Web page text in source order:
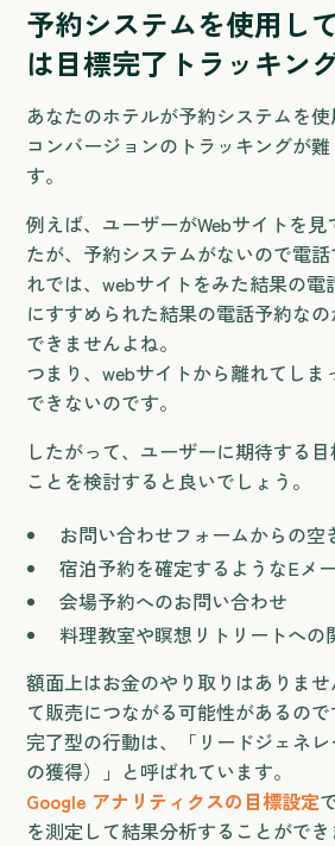
予約システムを使用し
は目標完了トラッキン
あなたのホテルが予約システムを使
コンバージョンのトラッキングが
す。
例えば、ユーザーがWebサイトを見
たが、予約システムがないので電
れでは、webサイトをみた結果の電
にすすめられた結果の電話予約な
できませんよね。
つまり、webサイトから離れてし
できないのです。
したがって、ユーザーに期待する
ことを検討すると良いでしょう。
お問い合わせフォームからの空
宿泊予約を確定するようなEメ
会場予約へのお問い合わせ
料理教室や瞑想リトリートへの
額面上はお金のやり取りはありま
て販売につながる可能性があるの
完了型の行動は、「リードジェネ
の獲得）」と呼ばれています。
Google アナリティクスの目標設定
を測定して結果分析することができ